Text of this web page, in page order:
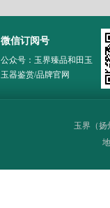
微信订阅号
公众号：玉界臻品和田玉
玉器鉴赏/品牌官网
玉界（扬